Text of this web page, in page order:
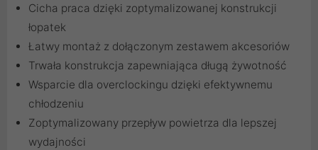
Cicha praca dzięki zoptymalizowanej konstrukcji
łopatek
Łatwy montaż z dołączonym zestawem akcesoriów
Trwała konstrukcja zapewniająca długą żywotność
Wsparcie dla overclockingu dzięki efektywnemu
chłodzeniu
Zoptymalizowany przepływ powietrza dla lepszej
wydajności